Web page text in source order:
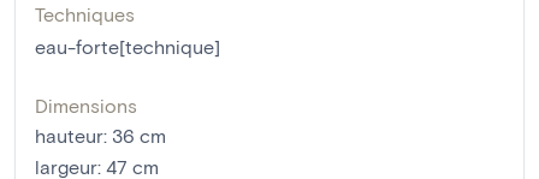
Techniques
eau-forte[technique]
Dimensions
hauteur: 36 cm
largeur: 47 cm